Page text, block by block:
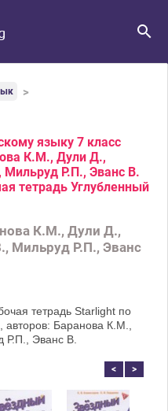
языку 7 класс
К.М., Дули Д.,
Р.П., Эванс В.
тетрадь Углубленный
К.М., Дули Д.,
Мильруд Р.П., Эванс
тетрадь Starlight по
авторов: Баранова К.М.,
Р.П., Эванс В.
< >